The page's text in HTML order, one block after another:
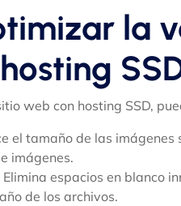
la
web con hosting SSD,
el tamaño de las
imágenes.
Elimina espacios en blanco
de los archivos.